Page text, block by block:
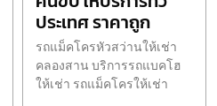
ประเทศ ราคาถูก
รถแม็คโครหัวสว่านให้เช่า
คลองสาน บริการรถแบคโฮ
ให้เช่า รถแม็คโครให้เช่า